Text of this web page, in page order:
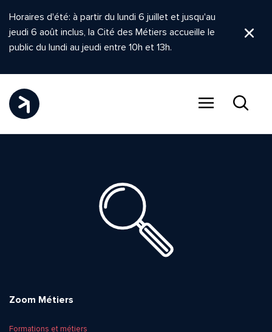
Horaires d'été: à partir du lundi 6 juillet et jusqu'au
jeudi 6 août inclus, la Cité des Métiers accueille le
public du lundi au jeudi entre 10h et 13h.
Zoom Métiers
Formations et métiers